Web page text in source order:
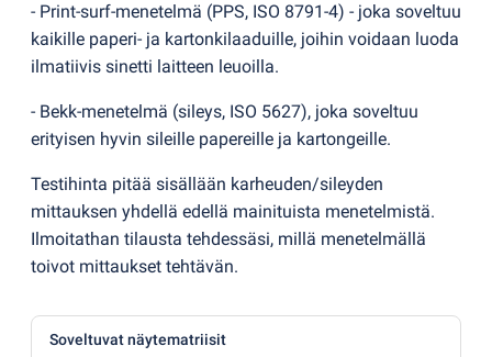
- Print-surf-menetelmä (PPS, ISO 8791-4) - joka soveltuu
kaikille paperi- ja kartonkilaaduille, joihin voidaan luoda
ilmatiivis sinetti laitteen leuoilla.
- Bekk-menetelmä (sileys, ISO 5627), joka soveltuu
erityisen hyvin sileille papereille ja kartongeille.
Testihinta pitää sisällään karheuden/sileyden
mittauksen yhdellä edellä mainituista menetelmistä.
Ilmoitathan tilausta tehdessäsi, millä menetelmällä
toivot mittaukset tehtävän.
Soveltuvat näytematriisit